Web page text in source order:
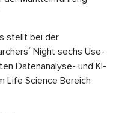
stellt bei der
Night sechs Use-
Datenanalyse- und KI-
Life Science Bereich